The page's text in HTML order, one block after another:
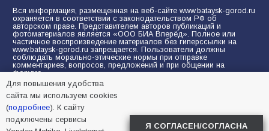
Вся информация, размещенная на веб-сайте www.bataysk-gorod.ru
охраняется в соответствии с законодательством РФ об
авторском праве. Представителем авторов публикаций и
фотоматериалов является «ООО БИА Вперёд». Полное или
частичное воспроизведение материалов без гиперссылки на
www.bataysk-gorod.ru запрещается. Пользователи должны
соблюдать морально-этические нормы при отправке
комментариев, вопросов, предложений и при общении на
форуме.
Политика конфиденциальности и защиты информации
Согласие на обработку персональных данных с помощью
сервисов Yandex.Metrika, LiveInternet, top.mail.ru
Для повышения удобства
сайта мы используем cookies
(подробнее). К сайту
подключены сервисы
Я СОГЛАСЕН/СОГЛАСНА